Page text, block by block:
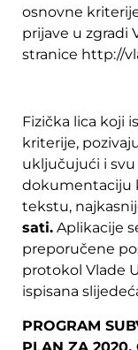
osnovne
prijave u zgradi
stranice http://
Fizička lica koji
kriterije,
uključujući i
dokumentaciju
tekstu,
sati. Aplikacije
preporučene
protokol Vlade
ispisana
PROGRAM